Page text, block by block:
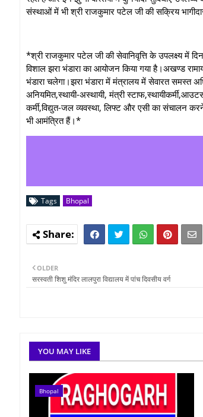
संस्थाओं में भी श्री राजकुमार पटेल जी की सक्रिय
*श्री राजकुमार पटेल जी की सेवानिवृत्ति के उपलक्ष्य
विशाल झरा भंडारा का आयोजन किया गया है।अखण्ड
भंडारा चलेगा।झरा भंडारा में मंत्रालय में सेवारत समस्त
अनियमित,स्थायी-अस्थायी, मंत्री
कर्मी,विद्युत-जल व्यवस्था, लिफ्ट और एसी का संचालन
भी आमंत्रित हैं।*
Tags Bhopal
OLDER
सरस्वती शिशु मंदिर लालपुरा विद्यालय में पांच दिवसीय वर्ग
YOU MAY LIKE
Bhopal